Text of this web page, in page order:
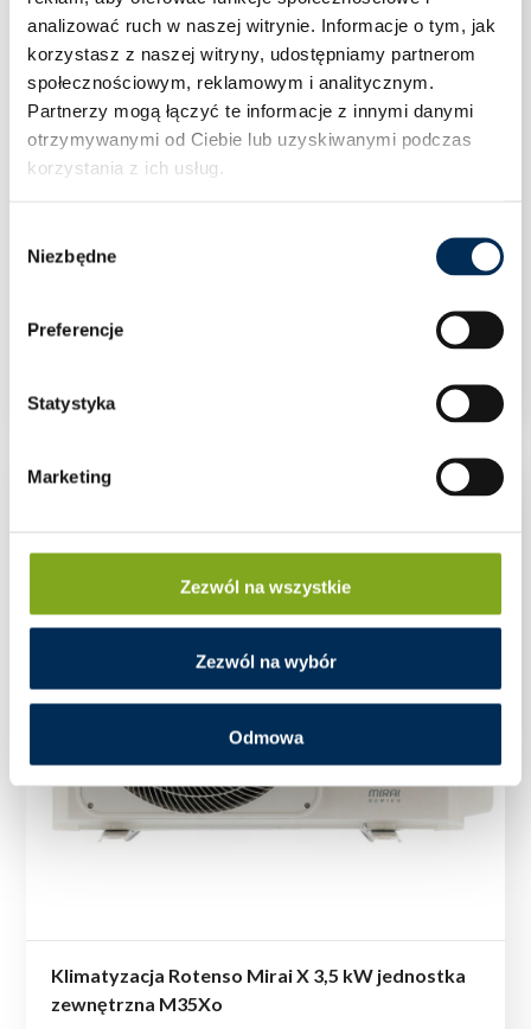
analizować ruch w naszej witrynie. Informacje o tym, jak
korzystasz z naszej witryny, udostępniamy partnerom
społecznościowym, reklamowym i analitycznym.
Partnerzy mogą łączyć te informacje z innymi danymi
otrzymywanymi od Ciebie lub uzyskiwanymi podczas
korzystania z ich usług.
zgody
Niezbędne
Preferencje
Statystyka
Marketing
Zezwól na wszystkie
Zezwól na wybór
Odmowa
jednostka wewnętrzna VP50Xi
Klimatyzacja Rotenso Mirai X 3,5 kW jednostka
zewnętrzna M35Xo